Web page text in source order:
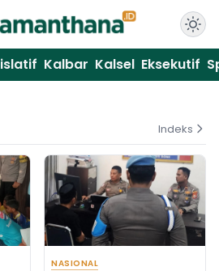
Kalbar Kalsel Eksekutif
Indeks
NASIONAL